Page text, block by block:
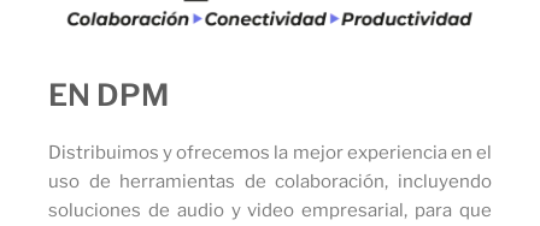
EN DPM
Distribuimos y ofrecemos la mejor experiencia en el
uso de herramientas de colaboración, incluyendo
soluciones de audio y video empresarial, para que